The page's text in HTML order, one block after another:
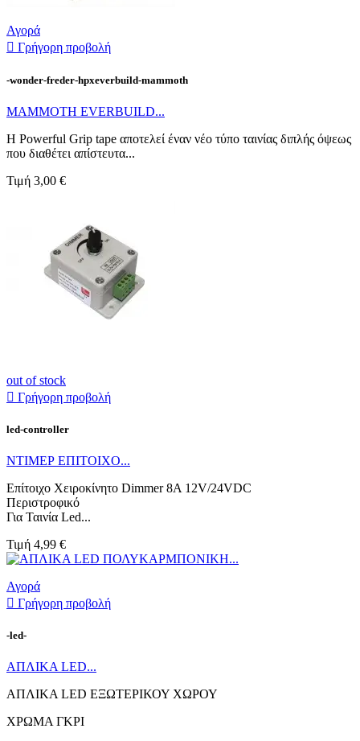
Αγορά
 Γρήγορη προβολή
-wonder-freder-hpxeverbuild-mammoth
ΜΑΜΜΟΤΗ EVERBUILD...
Η Powerful Grip tape αποτελεί έναν νέο τύπο ταινίας διπλής όψεως
που διαθέτει απίστευτα...
Τιμή 3,00 €
out of stock
 Γρήγορη προβολή
led-controller
ΝΤΙΜΕΡ ΕΠΙΤΟΙΧO...
Επίτοιχο Χειροκίνητο Dimmer 8Α 12V/24VDC
Περιστροφικό
Για Ταινία Led...
Τιμή 4,99 €
Αγορά
 Γρήγορη προβολή
-led-
ΑΠΛΙΚΑ LED...
ΑΠΛΙΚΑ LED ΕΞΩΤΕΡΙΚΟΥ ΧΩΡΟΥ
ΧΡΩΜΑ ΓΚΡΙ